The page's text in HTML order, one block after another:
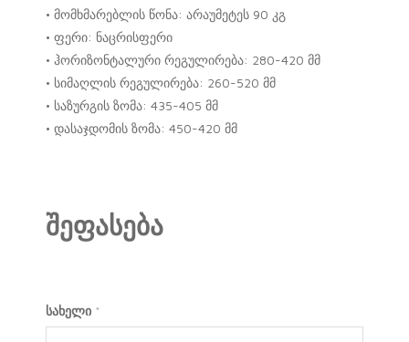
• მომხმარებლის წონა: არაუმეტეს 90 კგ
• ფერი: ნაცრისფერი
• ჰორიზონტალური რეგულირება: 280-420 მმ
• სიმაღლის რეგულირება: 260-520 მმ
• საზურგის ზომა: 435-405 მმ
• დასაჯდომის ზომა: 450-420 მმ
შეფასება
სახელი *